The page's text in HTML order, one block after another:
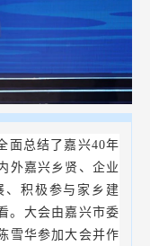
面总结了嘉兴40年
外嘉兴乡贤、企业
、积极参与家乡建
。大会由嘉兴市委
雪华参加大会并作